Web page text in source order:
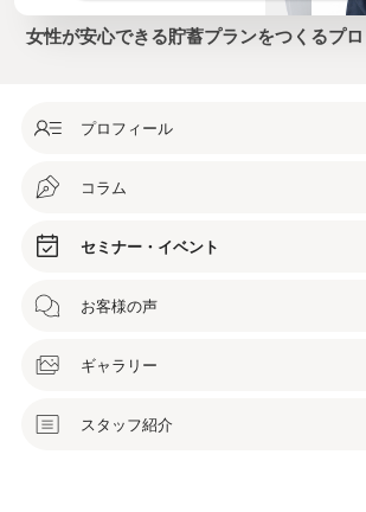
女性が安心できる貯蓄プランをつくるプロ
プロフィール
コラム
セミナー・イベント
お客様の声
ギャラリー
スタッフ紹介